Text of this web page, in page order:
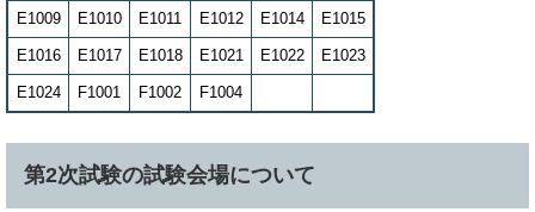
E1009 E1010 E1011 E1012 E1014 E1015
E1016 E1017 E1018 E1021 E1022 E1023
E1024 F1001 F1002 F1004
第2次試験の試験会場について